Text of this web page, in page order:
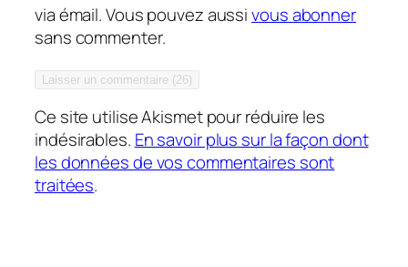
via émail. Vous pouvez aussivous abonner
sans commenter.
Ce site utilise Akismet pour réduire les
indésirables. En savoir plus sur la façon dont
les données de vos commentaires sont
traitées.